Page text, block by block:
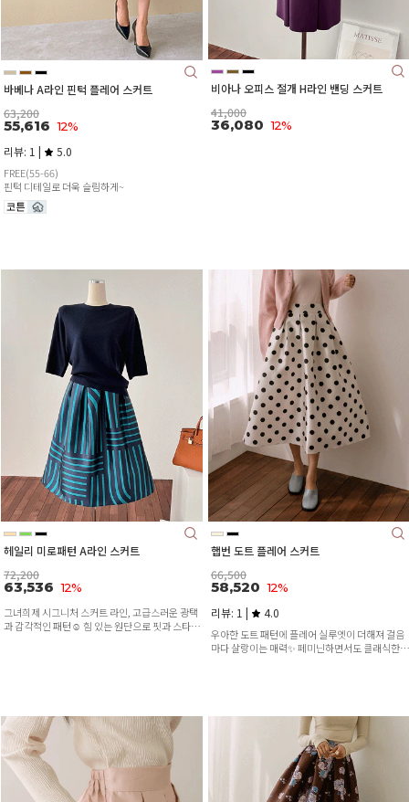
바베나 A라인 핀턱 플레어 스커트
63,200
55,616 12%
리뷰: 1 | 5.0
FREE(55-66)
핀턱 디테일로 더욱 슬림하게~
비아나 오피스 절개 H라인 밴딩 스커트
41,000
36,080 12%
헤일리 미로패턴 A라인 스커트
72,200
63,536 12%
그녀희제 시그니처 스커트 라인, 고급스러운 광택
과 감각적인 패턴☺️ 힘 있는 원단으로 핏과 스타일
햅번 도트 플레어 스커트
66,500
58,520 12%
리뷰: 1 | 4.0
우아한 도트 패턴에 플레어 실루엣이 더해져 걸음
마다 살랑이는 매력✨ 페미닌하면서도 클래식한